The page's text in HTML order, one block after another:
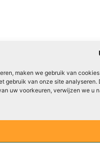
maken we gebruik van
gebruik van onze site
uw voorkeuren, verwijzen we u